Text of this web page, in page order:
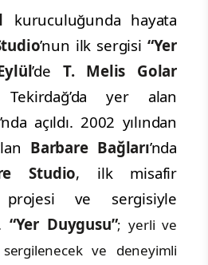
kuruculuğunda hayata
’nun ilk sergisi “Yer
’de T. Melis Golar
Tekirdağ’da yer alan
’nda açıldı. 2002 yılından
Barbare Bağları’nda
Studio, ilk misafir
projesi ve sergisiyle
“Yer Duygusu”; yerli ve
ve deneyimli